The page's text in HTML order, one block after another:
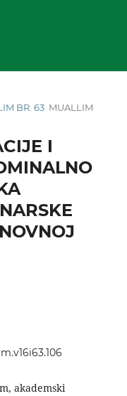
BR. 63 MUALLIM
I
akademski